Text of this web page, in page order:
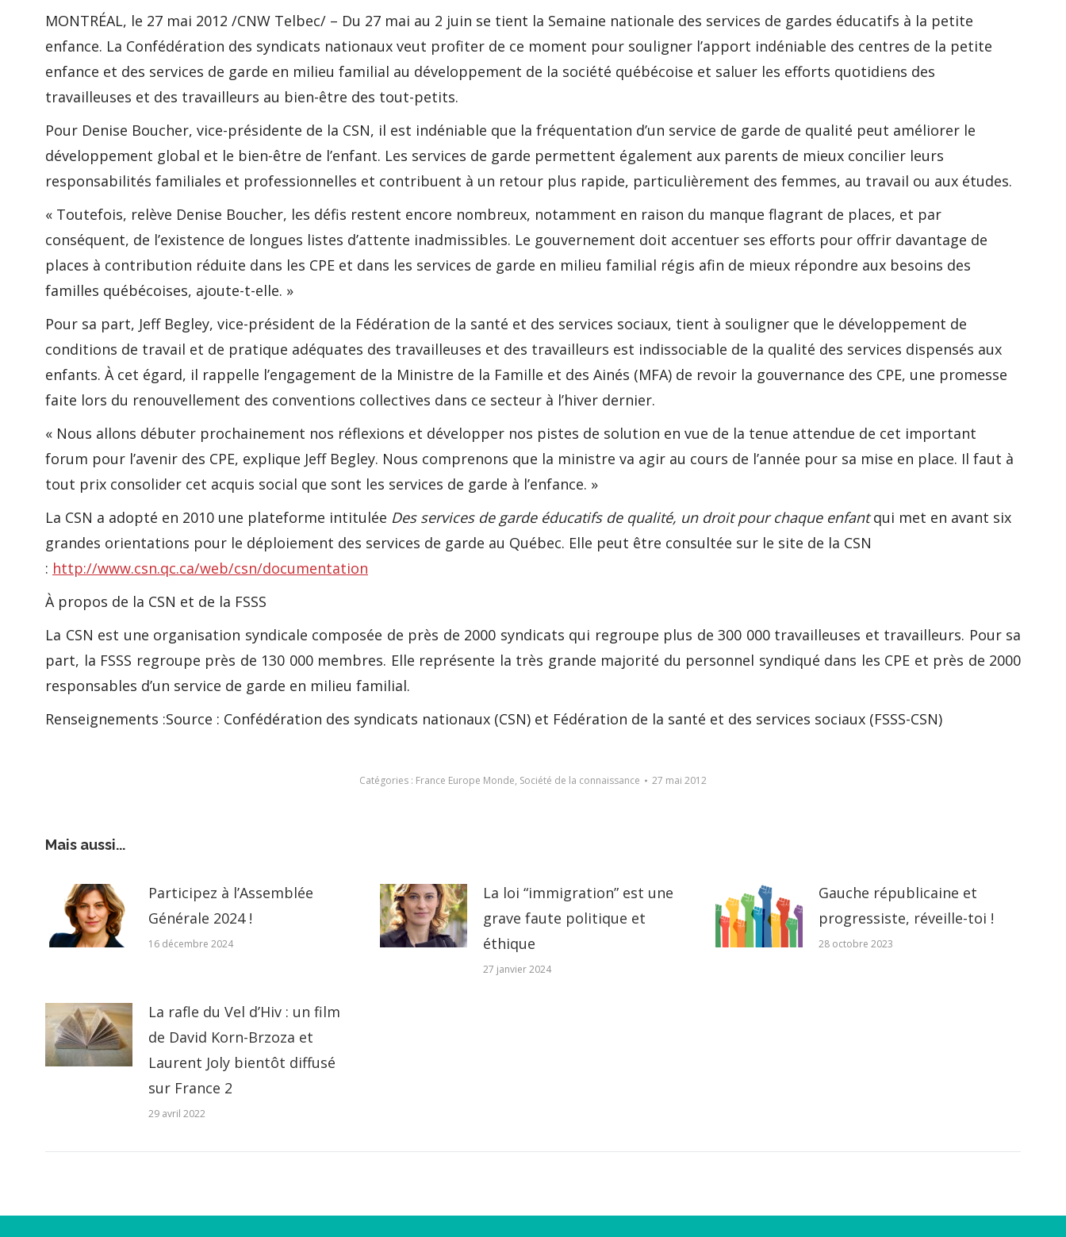
MONTRÉAL, le 27 mai 2012 /CNW Telbec/ – Du 27 mai au 2 juin se tient la Semaine nationale des services de gardes éducatifs à la petite
enfance. La Confédération des syndicats nationaux veut profiter de ce moment pour souligner l’apport indéniable des centres de la petite
enfance et des services de garde en milieu familial au développement de la société québécoise et saluer les efforts quotidiens des
travailleuses et des travailleurs au bien-être des tout-petits.
Pour Denise Boucher, vice-présidente de la CSN, il est indéniable que la fréquentation d’un service de garde de qualité peut améliorer le
développement global et le bien-être de l’enfant. Les services de garde permettent également aux parents de mieux concilier leurs
responsabilités familiales et professionnelles et contribuent à un retour plus rapide, particulièrement des femmes, au travail ou aux études.
« Toutefois, relève Denise Boucher, les défis restent encore nombreux, notamment en raison du manque flagrant de places, et par
conséquent, de l’existence de longues listes d’attente inadmissibles. Le gouvernement doit accentuer ses efforts pour offrir davantage de
places à contribution réduite dans les CPE et dans les services de garde en milieu familial régis afin de mieux répondre aux besoins des
familles québécoises, ajoute-t-elle. »
Pour sa part, Jeff Begley, vice-président de la Fédération de la santé et des services sociaux, tient à souligner que le développement de
conditions de travail et de pratique adéquates des travailleuses et des travailleurs est indissociable de la qualité des services dispensés aux
enfants. À cet égard, il rappelle l’engagement de la Ministre de la Famille et des Ainés (MFA) de revoir la gouvernance des CPE, une promesse
faite lors du renouvellement des conventions collectives dans ce secteur à l’hiver dernier.
« Nous allons débuter prochainement nos réflexions et développer nos pistes de solution en vue de la tenue attendue de cet important
forum pour l’avenir des CPE, explique Jeff Begley. Nous comprenons que la ministre va agir au cours de l’année pour sa mise en place. Il faut à
tout prix consolider cet acquis social que sont les services de garde à l’enfance. »
La CSN a adopté en 2010 une plateforme intitulée Des services de garde éducatifs de qualité, un droit pour chaque enfantqui met en avant six
grandes orientations pour le déploiement des services de garde au Québec. Elle peut être consultée sur le site de la CSN
: http://www.csn.qc.ca/web/csn/documentation
À propos de la CSN et de la FSSS
La CSN est une organisation syndicale composée de près de 2000 syndicats qui regroupe plus de 300 000 travailleuses et travailleurs. Pour sa
part, la FSSS regroupe près de 130 000 membres. Elle représente la très grande majorité du personnel syndiqué dans les CPE et près de 2000
responsables d’un service de garde en milieu familial.
Renseignements :Source : Confédération des syndicats nationaux (CSN) et Fédération de la santé et des services sociaux (FSSS-CSN)
Catégories : France Europe Monde, Société de la connaissance 27 mai 2012
Mais aussi...
Participez à l’Assemblée
Générale 2024 !
16 décembre 2024
La loi “immigration” est une
grave faute politique et
éthique
27 janvier 2024
Gauche républicaine et
progressiste, réveille-toi !
28 octobre 2023
La rafle du Vel d’Hiv : un film
de David Korn-Brzoza et
Laurent Joly bientôt diffusé
sur France 2
29 avril 2022